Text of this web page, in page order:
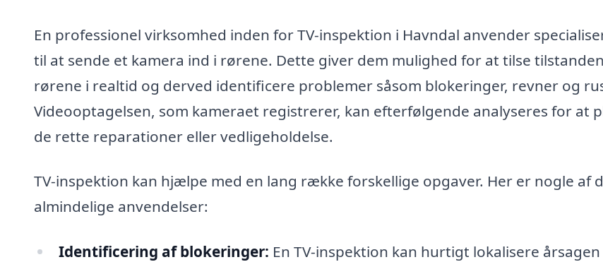
En professionel virksomhed inden for TV-inspektion i Havndal anvender
til at sende et kamera ind i rørene. Dette giver dem mulighed for at tilse
rørene i realtid og derved identificere problemer såsom blokeringer, revner og
Videooptagelsen, som kameraet registrerer, kan efterfølgende analyseres for at
de rette reparationer eller vedligeholdelse.
TV-inspektion kan hjælpe med en lang række forskellige opgaver. Her er nogle af
almindelige anvendelser:
Identificering af blokeringer: En TV-inspektion kan hurtigt lokalisere